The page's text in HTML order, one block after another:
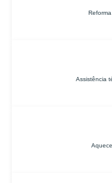
Assistência